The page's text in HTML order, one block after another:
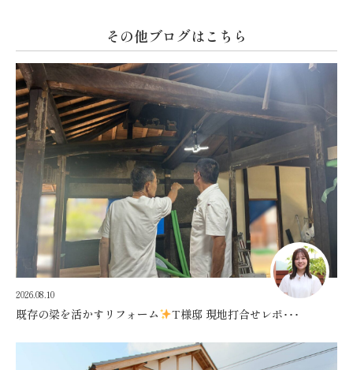
その他ブログはこちら
2026.08.10
既存の梁を活かすリフォーム T様邸 現地打合せレポ･･･